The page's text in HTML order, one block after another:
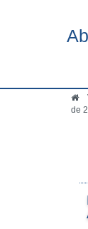
de